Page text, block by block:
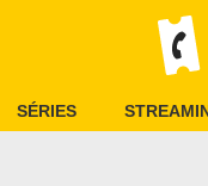
SÉRIES